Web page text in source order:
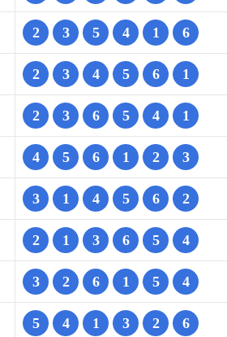
2 3 5 4 1 6
2 3 4 5 6 1
2 3 6 5 4 1
4 5 6 1 2 3
3 1 4 5 6 2
2 1 3 6 5 4
3 2 6 1 5 4
5 4 1 3 2 6